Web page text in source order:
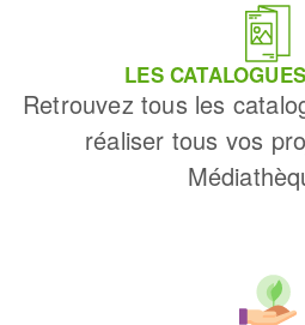
LES
Retrouvez tous les
réaliser tous vos